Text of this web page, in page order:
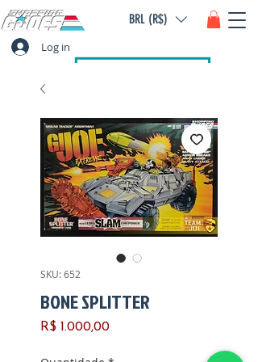
Log in
BRL (R$)
SKU: 652
BONE SPLITTER
R$ 1.000,00Preço